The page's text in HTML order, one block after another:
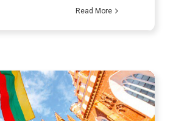
Read More